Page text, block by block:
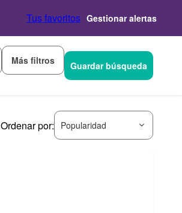
Tus favoritos Gestionar alertas
Más filtros Guardar búsqueda
Ordenar por: Popularidad